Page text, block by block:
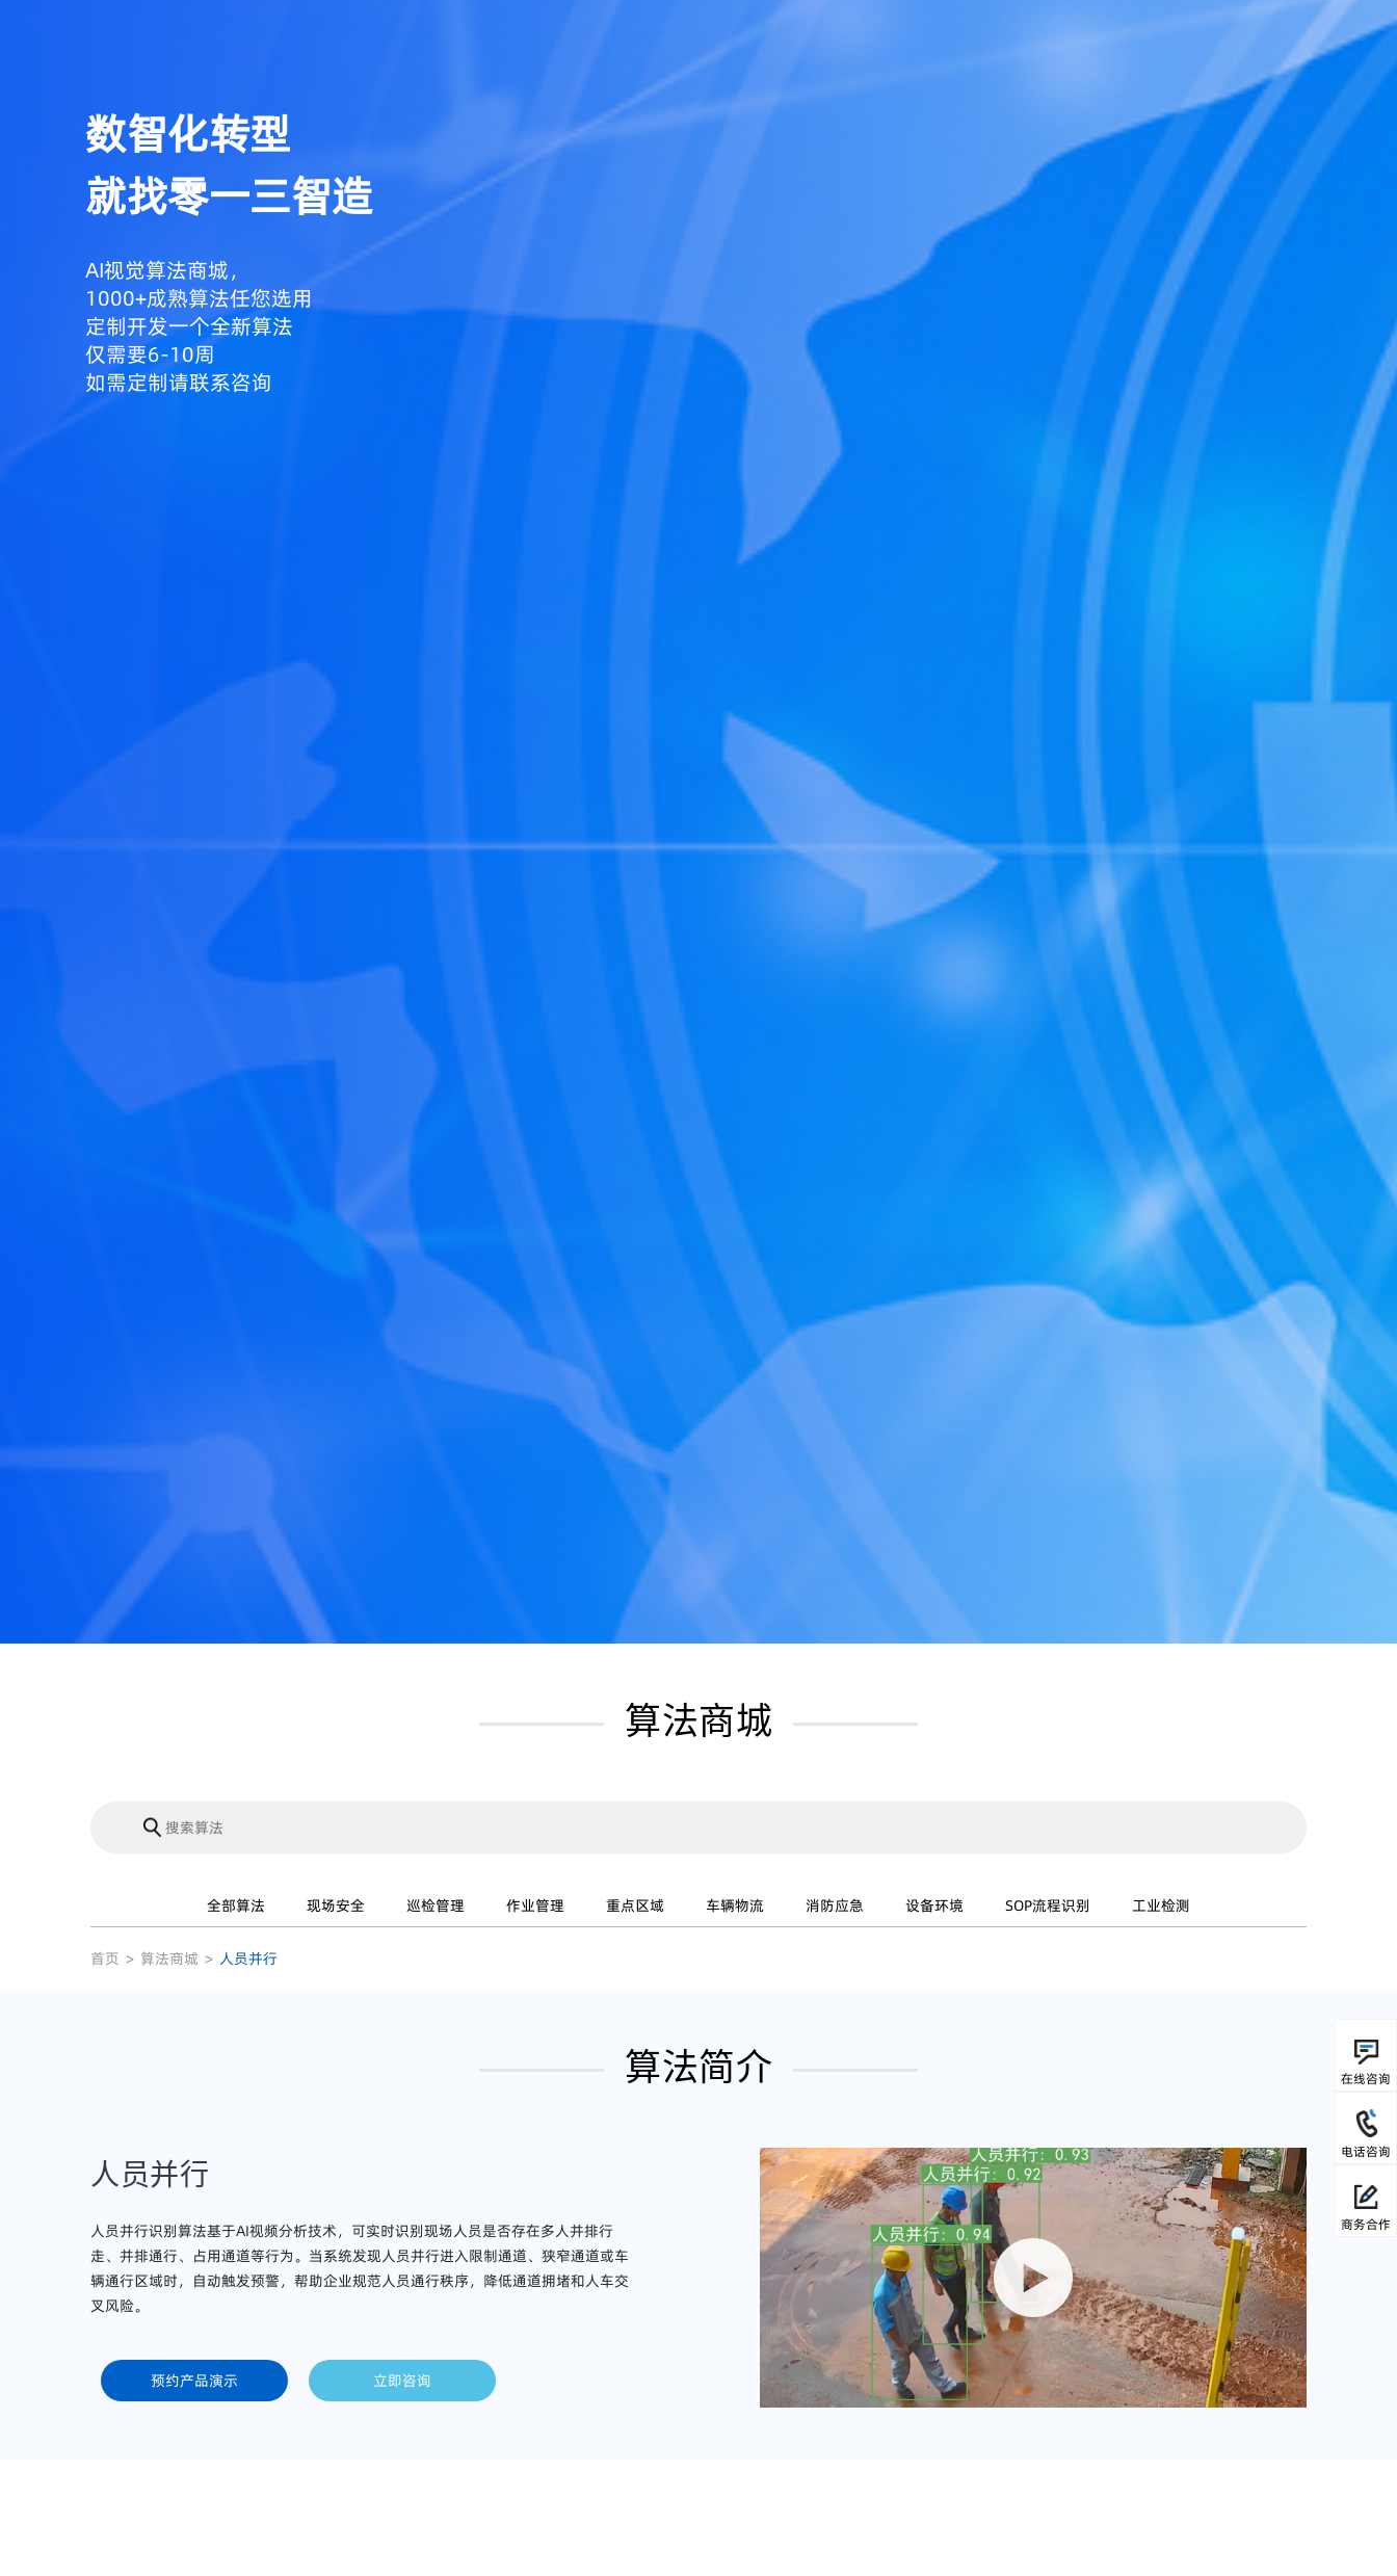
数智化转型
就找零一三智造
AI视觉算法商城，
1000+成熟算法任您选用
定制开发一个全新算法
仅需要6-10周
如需定制请联系咨询
算法商城
全部算法 现场安全 巡检管理 作业管理 重点区域 车辆物流 消防应急 设备环境 SOP流程识别 工业检测
首页 > 算法商城 > 人员并行
算法简介
人员并行
人员并行识别算法基于AI视频分析技术，可实时识别现场人员是否存在多人并排行
走、并排通行、占用通道等行为。当系统发现人员并行进入限制通道、狭窄通道或车
辆通行区域时，自动触发预警，帮助企业规范人员通行秩序，降低通道拥堵和人车交
叉风险。
预约产品演示 立即咨询
在线咨询
电话咨询
商务合作